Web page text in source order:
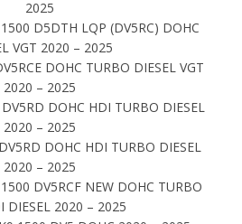
2025
D5DTH LQP (DV5RC) DOHC
VGT 2020 – 2025
DOHC TURBO DIESEL VGT
2020 – 2025
DOHC HDI TURBO DIESEL
2020 – 2025
DOHC HDI TURBO DIESEL
2020 – 2025
DV5RCF NEW DOHC TURBO
DIESEL 2020 – 2025